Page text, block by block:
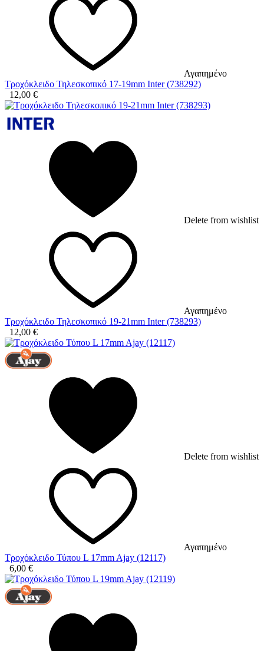
Αγαπημένο
Τροχόκλειδο Τηλεσκοπικό 17-19mm Inter (738292)
12,00 €
Delete from wishlist
Αγαπημένο
Τροχόκλειδο Τηλεσκοπικό 19-21mm Inter (738293)
12,00 €
Delete from wishlist
Αγαπημένο
Τροχόκλειδο Τύπου L 17mm Ajay (12117)
6,00 €